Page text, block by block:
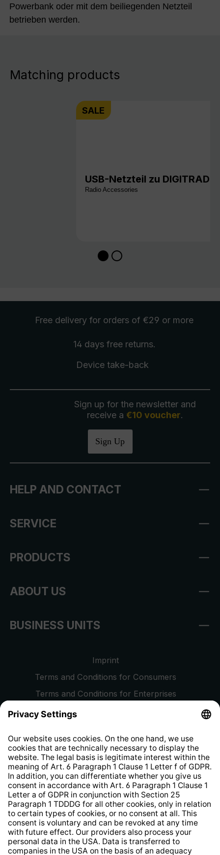
Powerbank oder mit dem beiliegenden Netzteil
betrieben werden.
Matching products
SALE
USB-Netzteil zu
Radio Accessories
Free delivery for orders of €29 or more
14 days free returns.
Device take-back
Sign up for the newsletter and
receive a €10 voucher.
Sign Up
HELP AND CONTACT
SERVICE
PRODUCTS
ABOUT US
BUSINESS UNITS
Imprint
Terms and Conditions for Consumers
Terms and Conditions for Enterprises
Privacy Policy
Whistleblower Protection System
Web Accessibility